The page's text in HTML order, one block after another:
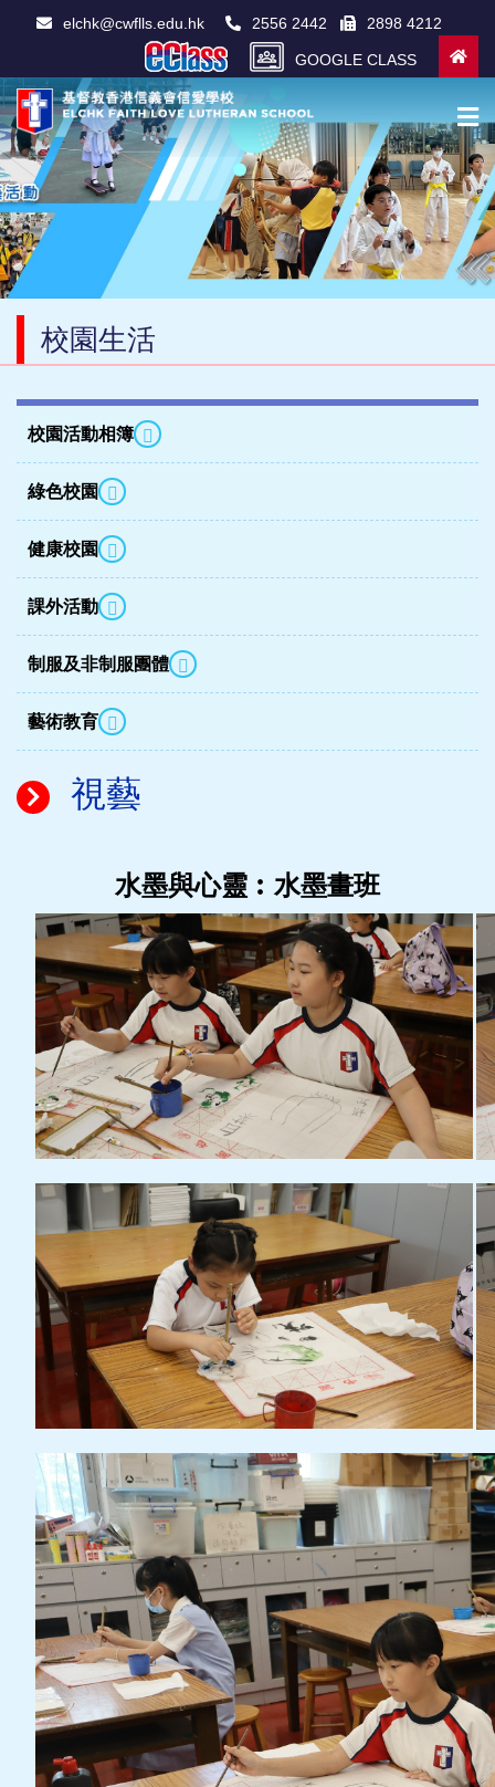
elchk@cwflls.edu.hk 2556 2442 2898 4212
GOOGLE CLASS
校園生活
校園活動相簿
綠色校園
健康校園
課外活動
制服及非制服團體
藝術教育
視藝
水墨與心靈︰水墨畫班